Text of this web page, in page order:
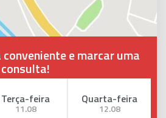
e marcar uma
consulta!
Terça-feira
11.08
Quarta-feira
12.08